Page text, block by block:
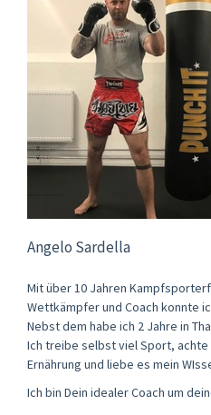
Angelo Sardella
Mit über 10 Jahren
Wettkämpfer und Coach konnte
Nebst dem habe ich 2 Jahre in
Ich treibe selbst viel Sport,
Ernährung und liebe es mein
Ich bin Dein idealer Coach um